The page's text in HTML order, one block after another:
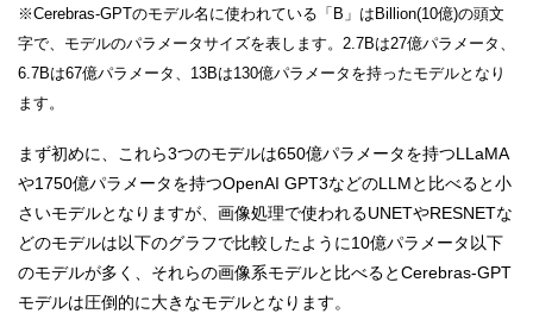
※Cerebras-GPTのモデル名に使われている「B」はBillion(10億)の頭文
字で、モデルのパラメータサイズを表します。2.7Bは27億パラメータ、
6.7Bは67億パラメータ、13Bは130億パラメータを持ったモデルとなり
ます。
まず初めに、これら3つのモデルは650億パラメータを持つLLaMA
や1750億パラメータを持つOpenAI GPT3などのLLMと比べると小
さいモデルとなりますが、画像処理で使われるUNETやRESNETな
どのモデルは以下のグラフで比較したように10億パラメータ以下
のモデルが多く、それらの画像系モデルと比べるとCerebras-GPT
モデルは圧倒的に大きなモデルとなります。